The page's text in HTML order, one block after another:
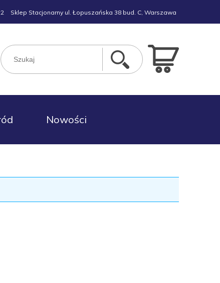
Sklep Stacjonarny ul. Łopuszańska 38 bud. C, Warszawa
Nowości